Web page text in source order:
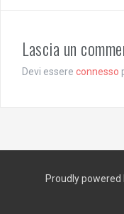
Lascia un
Devi essere connesso
Proudly powered